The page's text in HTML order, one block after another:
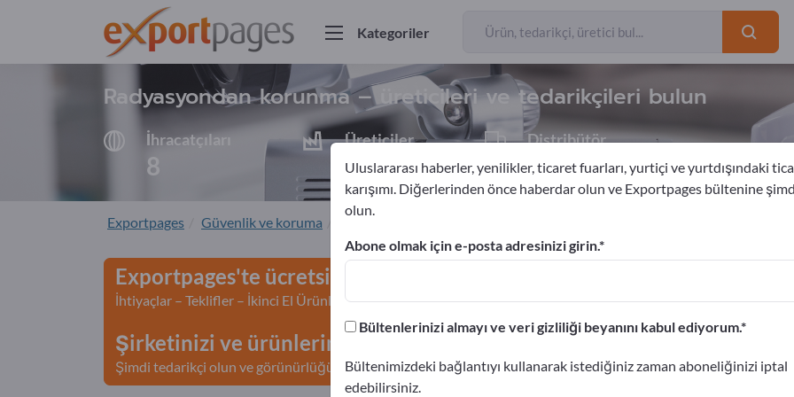
Kategoriler
Radyasyondan korunma – üreticileri ve tedarikçileri bulun
İhracatçıları
8
Üreticiler
7
Distribütör
1
İhracatçıları
Exportpages Güvenlik ve koruma
Exportpages'te ücretsiz reklam verin!
İhtiyaçlar – Teklifler – İkinci El Ürünler – İş İletişim Bilgileri >> buradan başlayın
Şirketinizi ve ürünlerinizi Exportpages'te yayınlayın.
Şimdi tedarikçi olun ve görünürlüğünüzü artırın>> burada yayınlayın
Uluslararası haberler, yenilikler, ticaret fuarları, yurtiçi ve yurtdışındaki
karışımı. Diğerlerinden önce haberdar olun ve Exportpages bültenine
olun.
Abone olmak için e-posta adresinizi girin.
Bültenlerinizi almayı ve veri gizliliği beyanını kabul ediyorum.
Bültenimizdeki bağlantıyı kullanarak istediğiniz zaman aboneliğinizi iptal
edebilirsiniz.